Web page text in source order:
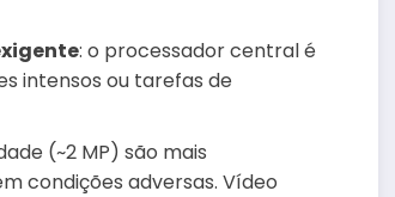
: o processador central é
intensos ou tarefas de
(~2 MP) são mais
condições adversas. Vídeo